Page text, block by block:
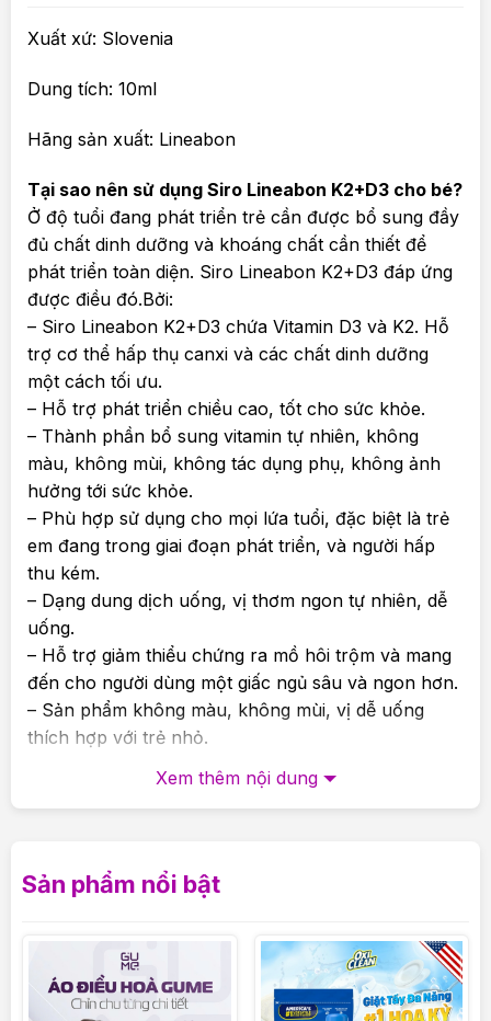
Xuất xứ: Slovenia
Dung tích: 10ml
Hãng sản xuất: Lineabon
Tại sao nên sử dụng Siro Lineabon K2+D3 cho bé?
Ở độ tuổi đang phát triển trẻ cần được bổ sung đầy
đủ chất dinh dưỡng và khoáng chất cần thiết để
phát triển toàn diện. Siro Lineabon K2+D3 đáp ứng
được điều đó.Bởi:
– Siro Lineabon K2+D3 chứa Vitamin D3 và K2. Hỗ
trợ cơ thể hấp thụ canxi và các chất dinh dưỡng
một cách tối ưu.
– Hỗ trợ phát triển chiều cao, tốt cho sức khỏe.
– Thành phần bổ sung vitamin tự nhiên, không
màu, không mùi, không tác dụng phụ, không ảnh
hưởng tới sức khỏe.
– Phù hợp sử dụng cho mọi lứa tuổi, đặc biệt là trẻ
em đang trong giai đoạn phát triển, và người hấp
thu kém.
– Dạng dung dịch uống, vị thơm ngon tự nhiên, dễ
uống.
– Hỗ trợ giảm thiểu chứng ra mồ hôi trộm và mang
đến cho người dùng một giấc ngủ sâu và ngon hơn.
– Sản phẩm không màu, không mùi, vị dễ uống
thích hợp với trẻ nhỏ.
khỏe mạnh của hệ cơ xương khớp.
K2+D3
Thành phần trong 0,2ml tương đương với 6 giọt siro
– Vitamin K2 (MK-7): 22,5mcg
– Vitamin D3: 400 IU
Xem thêm nội dung
Sản phẩm nổi bật